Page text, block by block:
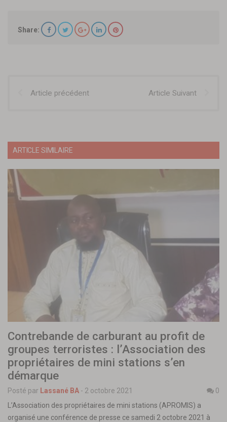
Share:
Article précédent Article Suivant
ARTICLE SIMILAIRE
Contrebande de carburant au profit de
groupes terroristes : l’Association des
propriétaires de mini stations s’en
démarque
Posté par Lassané BA - 2 octobre 2021
0
L’Association des propriétaires de mini stations (APROMIS) a
organisé une conférence de presse ce samedi 2 octobre 2021 à